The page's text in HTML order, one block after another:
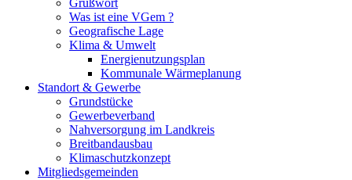
Grußwort
Was ist eine VGem ?
Geografische Lage
Klima & Umwelt
Energienutzungsplan
Kommunale Wärmeplanung
Standort & Gewerbe
Grundstücke
Gewerbeverband
Nahversorgung im Landkreis
Breitbandausbau
Klimaschutzkonzept
Mitgliedsgemeinden